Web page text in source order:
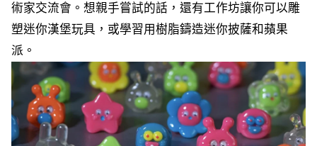
術家交流會。想親手嘗試的話，還有工作坊讓你可以雕
塑迷你漢堡玩具，或學習用樹脂鑄造迷你披薩和蘋果
派。